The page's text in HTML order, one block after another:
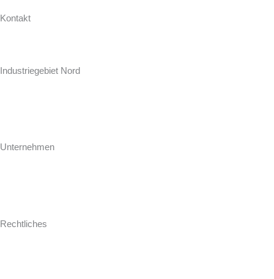
Kontakt
Industriegebiet Nord
Unternehmen
Rechtliches